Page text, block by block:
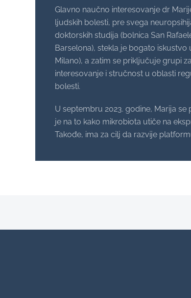
Glavno naučno interesovanje dr
ljudskih bolesti, pre svega
doktorskih studija (bolnica San
Barselona), stekla je bogato
Milano), a zatim se priključuje grupi
interesovanje i stručnost u oblasti
bolesti.
U septembru 2023. godine, Marija
je na to kako mikrobiota utiče na
Takođe, ima za cilj da razvije